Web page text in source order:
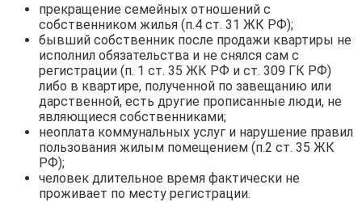
прекращение семейных отношений с
собственником жилья (п.4 ст. 31 ЖК РФ);
бывший собственник после продажи квартиры не
исполнил обязательства и не снялся сам с
регистрации (п. 1 ст. 35 ЖК РФ и ст. 309 ГК РФ)
либо в квартире, полученной по завещанию или
дарственной, есть другие прописанные люди, не
являющиеся собственниками;
неоплата коммунальных услуг и нарушение правил
пользования жилым помещением (п.2 ст. 35 ЖК
РФ);
человек длительное время фактически не
проживает по месту регистрации.